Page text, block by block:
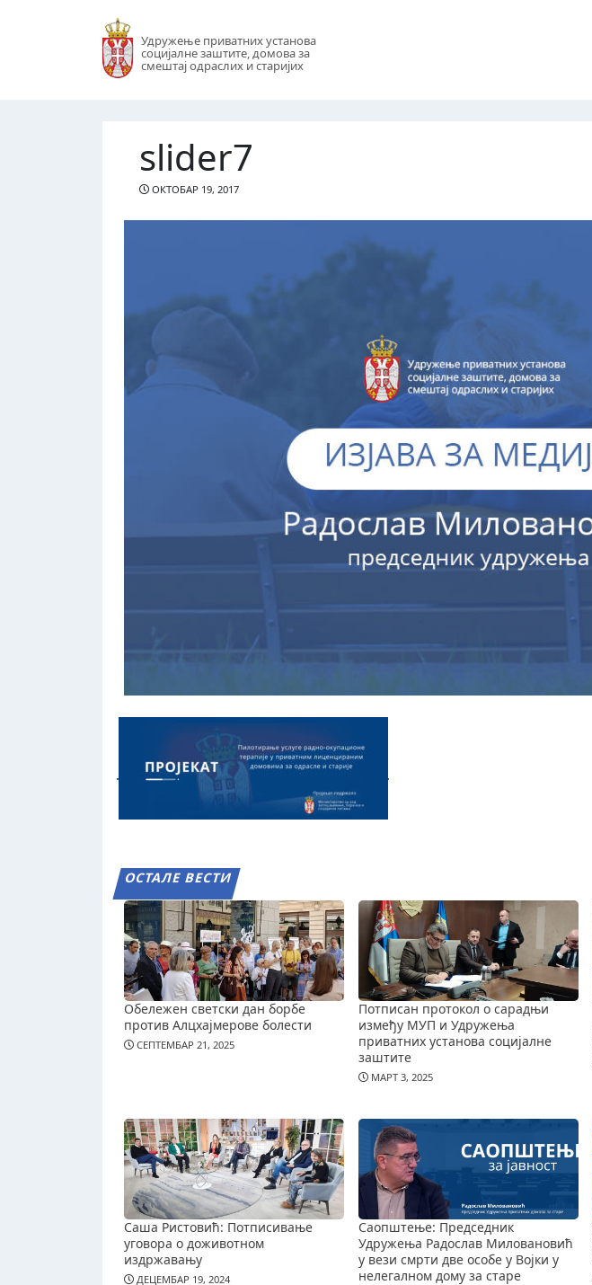
Удружење приватних установа
социјалне заштите, домова за
смештај одраслих и старијих
slider7
ОКТОБАР 19, 2017
ОСТАЛЕ ВЕСТИ
Обележен светски дан борбе
против Алцхајмерове болести
СЕПТЕМБАР 21, 2025
Потписан протокол о сарадњи
између МУП и Удружења
приватних установа социјалне
заштите
МАРТ 3, 2025
Саша Ристовић: Потписивање
уговора о доживотном
издржавању
ДЕЦЕМБАР 19, 2024
Саопштење: Председник
Удружења Радослав Миловановић
у вези смрти две особе у Војки у
нелегалном дому за старе